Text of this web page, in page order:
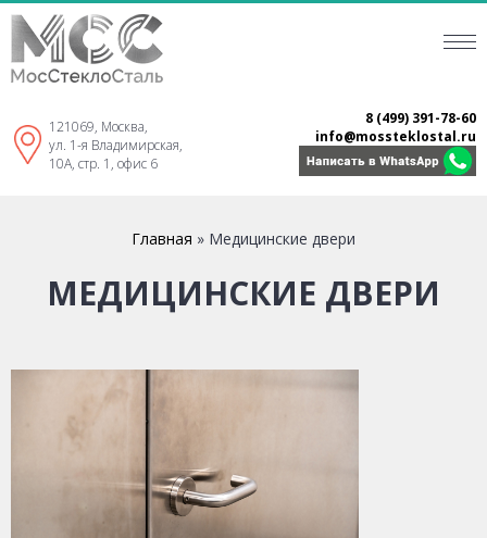
121069, Москва,
ул. 1-я Владимирская,
10А, стр. 1, офис 6
8 (499) 391-78-60
info@mossteklostal.ru
Главная » Медицинские двери
МЕДИЦИНСКИЕ ДВЕРИ